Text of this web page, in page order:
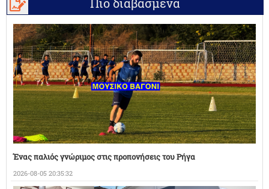
Πιο διαβασμένα
Ένας παλιός γνώριμος στις προπονήσεις του Ρήγα
2026-08-05 20:35:32